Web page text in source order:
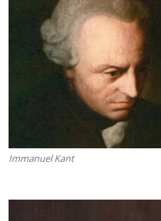
Immanuel Kant